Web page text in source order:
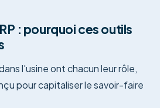
: pourquoi ces outils
l'usine ont chacun leur rôle,
pour capitaliser le savoir-faire